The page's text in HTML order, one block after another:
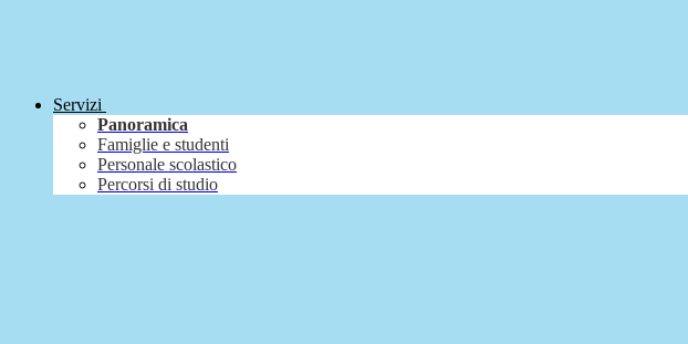
Servizi
Panoramica
Famiglie e studenti
Personale scolastico
Percorsi di studio